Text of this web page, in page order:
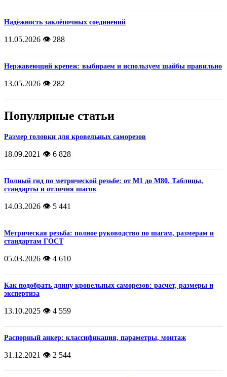
Надёжность заклёпочных соединений
11.05.2026 👁️ 288
Нержавеющий крепеж: выбираем и используем шайбы правильно
13.05.2026 👁️ 282
Популярные статьи
Размер головки для кровельных саморезов
18.09.2021 👁️ 6 828
Полный гид по метрической резьбе: от М1 до М80. Таблицы,
стандарты и отличия шагов
14.03.2026 👁️ 5 441
Метрическая резьба: полное руководство по шагам, размерам и
стандартам ГОСТ
05.03.2026 👁️ 4 610
Как подобрать длину кровельных саморезов: расчет, размеры и
экспертиза
13.10.2025 👁️ 4 559
Распорный анкер: классификация, параметры, монтаж
31.12.2021 👁️ 2 544